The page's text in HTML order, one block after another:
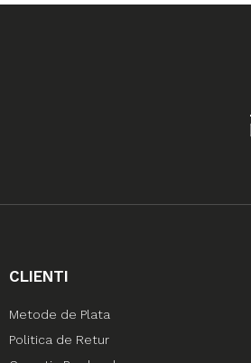
CLIENTI
Metode de Plata
Politica de Retur